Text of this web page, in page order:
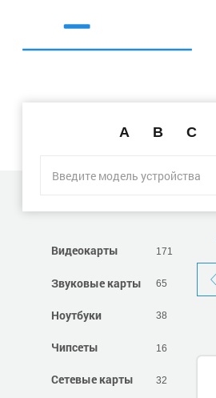
A B C
Видеокарты 171
Звуковые карты 65
Ноутбуки 38
Чипсеты 16
Сетевые карты 32